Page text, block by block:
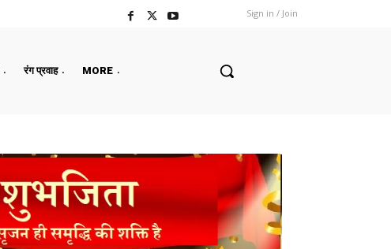
Sign in / Join
रंग प्रवाह MORE